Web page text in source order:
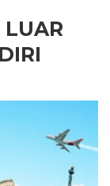
LUAR